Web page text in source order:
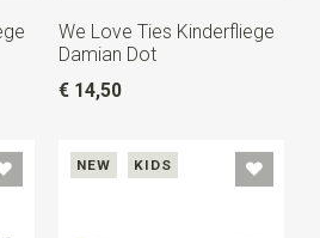
We Love Ties Kinderfliege
Damian Dot
€ 14,50
NEW KIDS